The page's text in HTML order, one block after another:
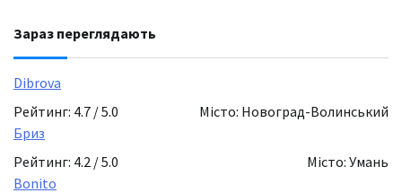
Зараз переглядають
Dibrova
Рейтинг: 4.7 / 5.0
Місто: Новоград-Волинський
Бриз
Рейтинг: 4.2 / 5.0
Місто: Умань
Bonito